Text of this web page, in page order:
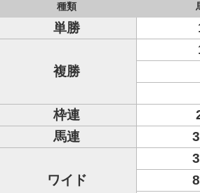
種類
単勝
複勝
枠連
馬連
ワイド